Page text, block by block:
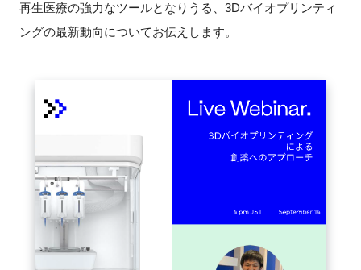
再生医療の強力なツールとなりうる、 3Dバイオプリンティ
ングの最新動向についてお伝えします。